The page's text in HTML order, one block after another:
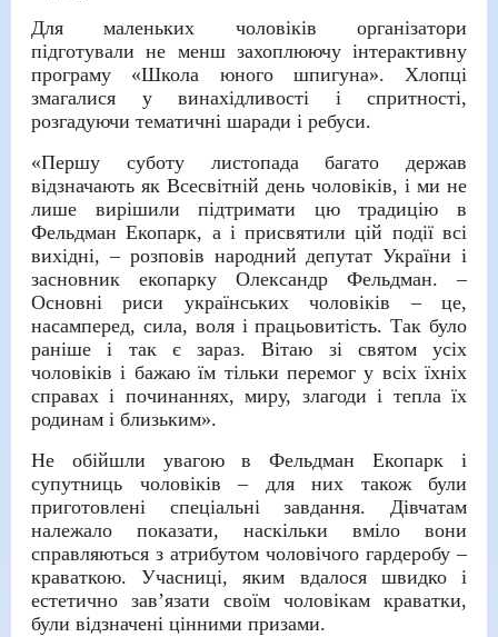
Для маленьких чоловіків організатори
підготували не менш захоплюючу інтерактивну
програму «Школа юного шпигуна». Хлопці
змагалися у винахідливості і спритності,
розгадуючи тематичні шаради і ребуси.
«Першу суботу листопада багато держав
відзначають як Всесвітній день чоловіків, і ми не
лише вирішили підтримати цю традицію в
Фельдман Екопарк, а і присвятили цій події всі
вихідні, – розповів народний депутат України і
засновник екопарку Олександр Фельдман. –
Основні риси українських чоловіків – це,
насамперед, сила, воля і працьовитість. Так було
раніше і так є зараз. Вітаю зі святом усіх
чоловіків і бажаю їм тільки перемог у всіх їхніх
справах і починаннях, миру, злагоди і тепла їх
родинам і близьким».
Не обійшли увагою в Фельдман Екопарк і
супутниць чоловіків – для них також були
приготовлені спеціальні завдання. Дівчатам
належало показати, наскільки вміло вони
справляються з атрибутом чоловічого гардеробу –
краваткою. Учасниці, яким вдалося швидко і
естетично зав’язати своїм чоловікам краватки,
були відзначені цінними призами.